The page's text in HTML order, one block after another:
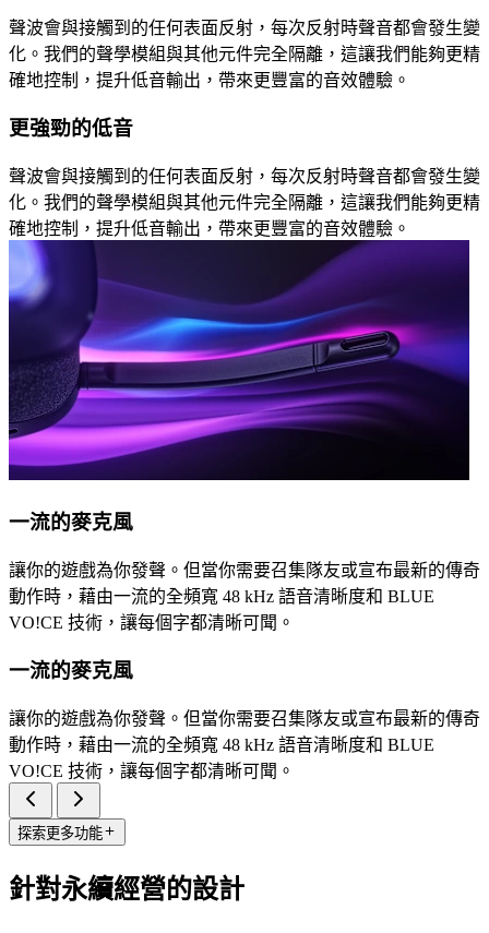
聲波會與接觸到的任何表面反射，每次反射時聲音都會發生變
化。我們的聲學模組與其他元件完全隔離，這讓我們能夠更精
確地控制，提升低音輸出，帶來更豐富的音效體驗。
更強勁的低音
聲波會與接觸到的任何表面反射，每次反射時聲音都會發生變
化。我們的聲學模組與其他元件完全隔離，這讓我們能夠更精
確地控制，提升低音輸出，帶來更豐富的音效體驗。
一流的麥克風
讓你的遊戲為你發聲。但當你需要召集隊友或宣布最新的傳奇
動作時，藉由一流的全頻寬 48 kHz 語音清晰度和 BLUE
VO!CE 技術，讓每個字都清晰可聞。
一流的麥克風
讓你的遊戲為你發聲。但當你需要召集隊友或宣布最新的傳奇
動作時，藉由一流的全頻寬 48 kHz 語音清晰度和 BLUE
VO!CE 技術，讓每個字都清晰可聞。
探索更多功能
針對永續經營的設計